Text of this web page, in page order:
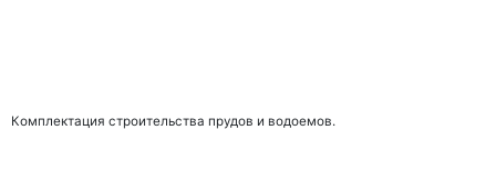
Комплектация строительства прудов и водоемов.